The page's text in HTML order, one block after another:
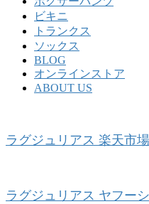
ビキニ
トランクス
ソックス
BLOG
オンラインストア
ABOUT US
ラグジュリアス 楽天市
ラグジュリアス ヤフー